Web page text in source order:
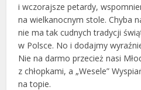
i wczorajsze petardy,
na wielkanocnym stole. Chyba
nie ma tak cudnych tradycji
w Polsce. No i dodajmy
Nie na darmo przecież nasi
z chłopkami, a „Wesele”
na topie.